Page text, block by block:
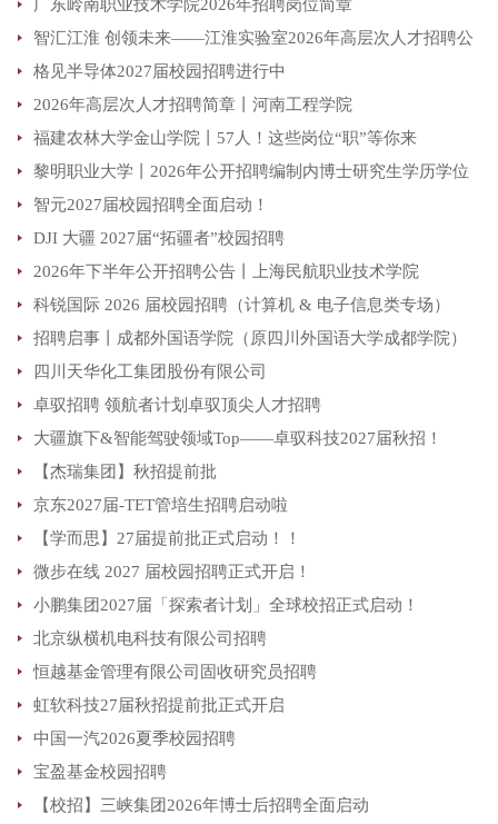
广东岭南职业技术学院2026年招聘岗位简章
智汇江淮 创领未来——江淮实验室2026年高层次人才招聘公
告
格见半导体2027届校园招聘进行中
2026年高层次人才招聘简章丨河南工程学院
福建农林大学金山学院丨57人！这些岗位“职”等你来
黎明职业大学丨2026年公开招聘编制内博士研究生学历学位
教师公告
智元2027届校园招聘全面启动！
DJI 大疆 2027届“拓疆者”校园招聘
2026年下半年公开招聘公告丨上海民航职业技术学院
科锐国际 2026 届校园招聘（计算机 & 电子信息类专场）
招聘启事丨成都外国语学院（原四川外国语大学成都学院）
四川天华化工集团股份有限公司
卓驭招聘 领航者计划卓驭顶尖人才招聘
大疆旗下&智能驾驶领域Top——卓驭科技2027届秋招！
【杰瑞集团】秋招提前批
京东2027届-TET管培生招聘启动啦
【学而思】27届提前批正式启动！！
微步在线 2027 届校园招聘正式开启！
小鹏集团2027届「探索者计划」全球校招正式启动！
北京纵横机电科技有限公司招聘
恒越基金管理有限公司固收研究员招聘
虹软科技27届秋招提前批正式开启
中国一汽2026夏季校园招聘
宝盈基金校园招聘
【校招】三峡集团2026年博士后招聘全面启动